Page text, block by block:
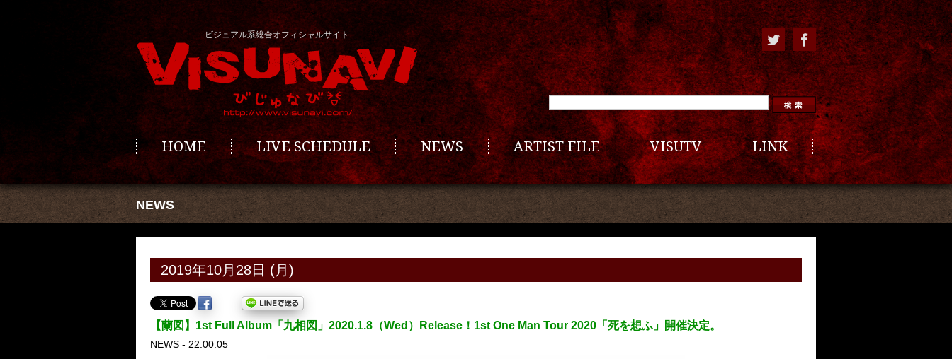
ビジュアル系総合オフィシャルサイト
HOME LIVE SCHEDULE NEWS ARTIST FILE VISUTV LINK
NEWS
2019年10月28日 (月)
【蘭図】1st Full Album「九相図」2020.1.8（Wed）Release！1st One Man Tour 2020「死を想ふ」開催決定。
NEWS - 22:00:05